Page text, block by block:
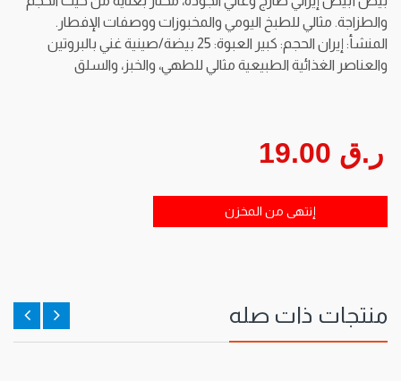
والطزاجة. مثالي للطبخ اليومي والمخبوزات ووصفات الإفطار.
المنشأ: إيران الحجم: كبير العبوة: 25 بيضة/صينية غني بالبروتين
والعناصر الغذائية الطبيعية مثالي للطهي، والخبز، والسلق
ر.ق 19.00
إنتهى من المخزن
منتجات ذات صله